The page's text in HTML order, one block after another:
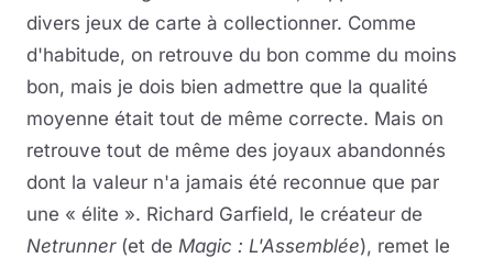
divers jeux de carte à collectionner. Comme
d'habitude, on retrouve du bon comme du moins
bon, mais je dois bien admettre que la qualité
moyenne était tout de même correcte. Mais on
retrouve tout de même des joyaux abandonnés
dont la valeur n'a jamais été reconnue que par
une « élite ». Richard Garfield, le créateur de
Netrunner(et de Magic : L'Assemblée), remet le